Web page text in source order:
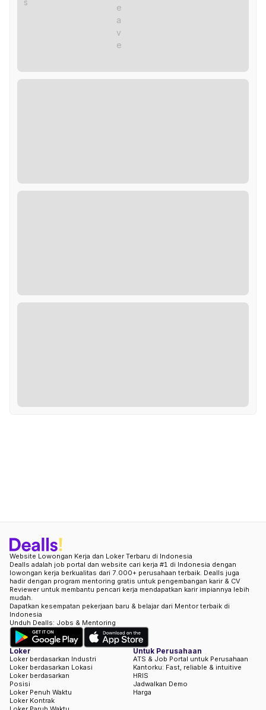
Website Lowongan Kerja dan Loker Terbaru di Indonesia
Dealls adalah job portal dan website cari kerja #1 di Indonesia dengan
lowongan kerja berkualitas dari 7.000+ perusahaan terbaik. Dealls juga
hadir dengan program mentoring gratis untuk pengembangan karir & CV
Reviewer untuk membantu pencari kerja mendapatkan karir impiannya lebih
mudah.
Dapatkan kesempatan pekerjaan baru & belajar dari Mentor terbaik di
Indonesia
Unduh Dealls: Jobs & Mentoring
Loker
Loker berdasarkan Industri
Loker berdasarkan Lokasi
Loker berdasarkan
Posisi
Loker Penuh Waktu
Loker Kontrak
Untuk Perusahaan
ATS & Job Portal untuk Perusahaan
Kantorku: Fast, reliable & intuitive
HRIS
Jadwalkan Demo
Harga